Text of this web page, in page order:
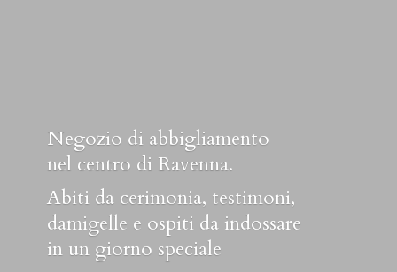
Negozio di abbigliamento
nel centro di Ravenna.
Abiti da cerimonia, testimoni,
damigelle e ospiti da indossare
in un giorno speciale